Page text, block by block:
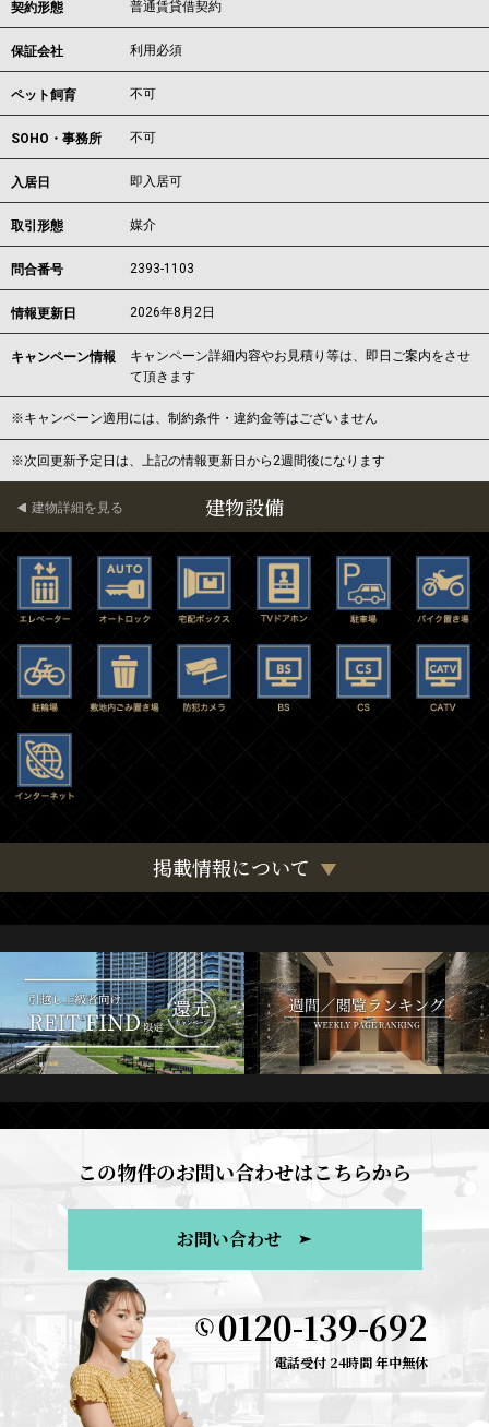
契約形態 普通賃貸借契約
保証会社 利用必須
ペット飼育 不可
SOHO・事務所 不可
入居日 即入居可
取引形態 媒介
問合番号 2393-1103
情報更新日 2026年8月2日
キャンペーン情報
キャンペーン詳細内容やお見積り等は、即日ご案内をさせ
て頂きます
※キャンペーン適用には、制約条件・違約金等はございません
※次回更新予定日は、上記の情報更新日から2週間後になります
建物設備
建物詳細を見る
掲載情報について
この物件のお問い合わせはこちらから
お問い合わせ
0120-139-692
電話受付 24時間 年中無休